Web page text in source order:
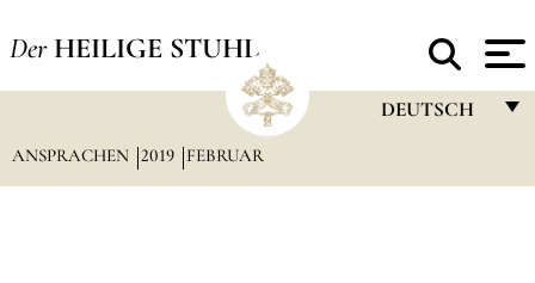
Der HEILIGE STUHL
DEUTSCH
ANSPRACHEN 2019 FEBRUAR